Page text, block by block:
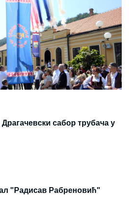
сабор трубача у
"Радисав Рабреновић"